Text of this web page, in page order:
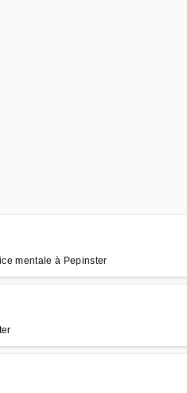
mentale à Pepinster